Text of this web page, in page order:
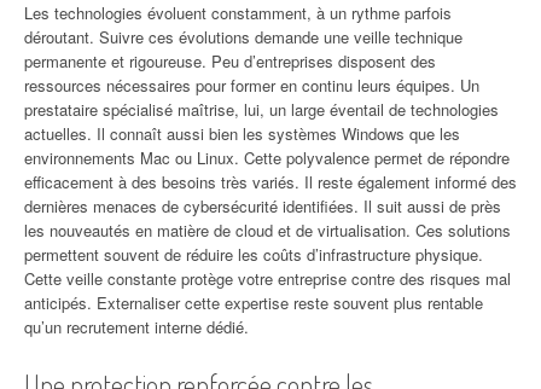
Les technologies évoluent constamment, à un rythme parfois
déroutant. Suivre ces évolutions demande une veille technique
permanente et rigoureuse. Peu d’entreprises disposent des
ressources nécessaires pour former en continu leurs équipes. Un
prestataire spécialisé maîtrise, lui, un large éventail de technologies
actuelles. Il connaît aussi bien les systèmes Windows que les
environnements Mac ou Linux. Cette polyvalence permet de répondre
efficacement à des besoins très variés. Il reste également informé des
dernières menaces de cybersécurité identifiées. Il suit aussi de près
les nouveautés en matière de cloud et de virtualisation. Ces solutions
permettent souvent de réduire les coûts d’infrastructure physique.
Cette veille constante protège votre entreprise contre des risques mal
anticipés. Externaliser cette expertise reste souvent plus rentable
qu’un recrutement interne dédié.